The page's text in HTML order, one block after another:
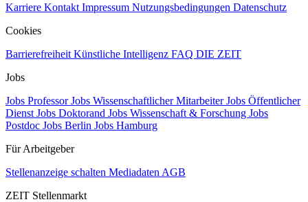
Karriere Kontakt Impressum Nutzungsbedingungen Datenschutz
Cookies
Barrierefreiheit Künstliche Intelligenz FAQ DIE ZEIT
Jobs
Jobs ProfessorJobs Wissenschaftlicher MitarbeiterJobs Öffentlicher
Dienst Jobs Doktorand Jobs Wissenschaft & Forschung Jobs
Postdoc Jobs Berlin Jobs Hamburg
Für Arbeitgeber
Stellenanzeige schalten Mediadaten AGB
ZEIT Stellenmarkt